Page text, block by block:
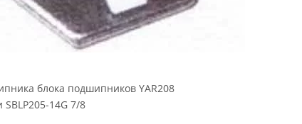
блока подшипников YAR208
14G 7/8